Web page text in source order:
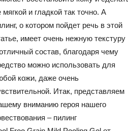
мягкой и гладкой так точно. А
о котором пойдет речь в этой
имеет очень нежную текстуру
состав, благодаря чему
можно использовать для
кожи, даже очень
Итак, представляем
вниманию героя нашего
– пилинг